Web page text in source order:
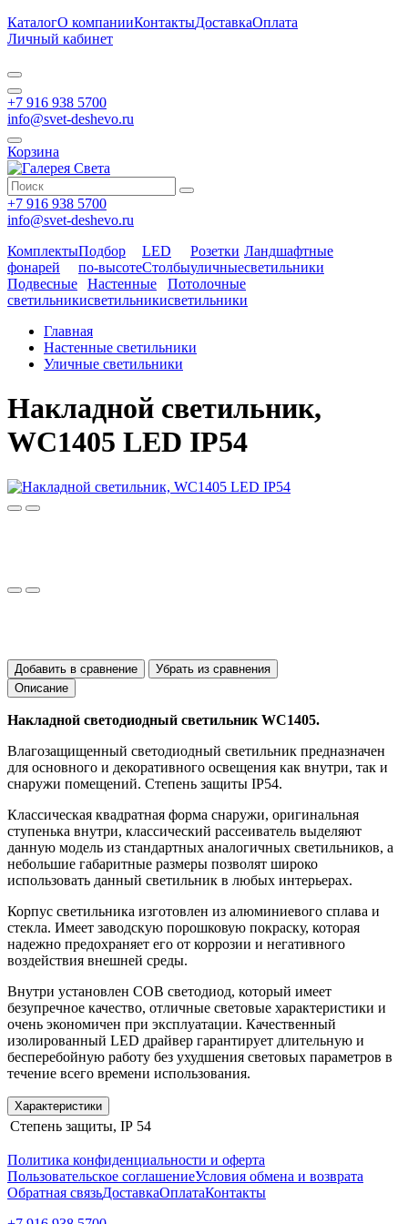
КаталогО компанииКонтактыДоставкаОплата
Личный кабинет
+7 916 938 5700
info@svet-deshevo.ru
Корзина
+7 916 938 5700
info@svet-deshevo.ru
Комплекты
фонарей
Подбор
по-высоте
LED
Столбы
Розетки
уличные
Ландшафтные
светильники
Подвесные
светильники
Настенные
светильники
Потолочные
светильники
Главная
Настенные светильники
Уличные светильники
Накладной светильник,
WC1405 LED IP54
Добавить в сравнение
Убрать из сравнения
Описание
Накладной светодиодный светильник WC1405.
Влагозащищенный светодиодный светильник предназначен
для основного и декоративного освещения как внутри, так и
снаружи помещений. Степень защиты IP54.
Классическая квадратная форма снаружи, оригинальная
ступенька внутри, классический рассеиватель выделяют
данную модель из стандартных аналогичных светильников, а
небольшие габаритные размеры позволят широко
использовать данный светильник в любых интерьерах.
Корпус светильника изготовлен из алюминиевого сплава и
стекла. Имеет заводскую порошковую покраску, которая
надежно предохраняет его от коррозии и негативного
воздействия внешней среды.
Внутри установлен COB светодиод, который имеет
безупречное качество, отличные световые характеристики и
очень экономичен при эксплуатации. Качественный
изолированный LED драйвер гарантирует длительную и
бесперебойную работу без ухудшения световых параметров в
течение всего времени использования.
Характеристики
Степень защиты, IP 54
Политика конфиденциальности и оферта
Пользовательское соглашениеУсловия обмена и возврата
Обратная связьДоставкаОплатаКонтакты